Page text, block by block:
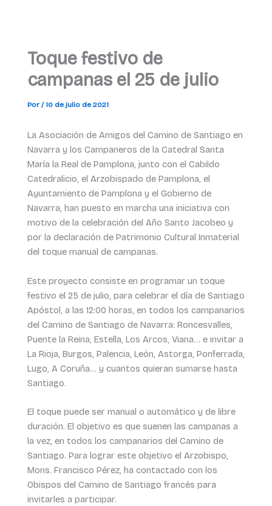
Toque festivo de
campanas el 25 de julio
Por /10 de julio de 2021
La Asociación de Amigos del Camino de Santiago en
Navarra y los Campaneros de la Catedral Santa
María la Real de Pamplona, junto con el Cabildo
Catedralicio, el Arzobispado de Pamplona, el
Ayuntamiento de Pamplona y el Gobierno de
Navarra, han puesto en marcha una iniciativa con
motivo de la celebración del Año Santo Jacobeo y
por la declaración de Patrimonio Cultural Inmaterial
del toque manual de campanas.
Este proyecto consiste en programar un toque
festivo el 25 de julio, para celebrar el día de Santiago
Apóstol, a las 12:00 horas, en todos los campanarios
del Camino de Santiago de Navarra: Roncesvalles,
Puente la Reina, Estella, Los Arcos, Viana… e invitar a
La Rioja, Burgos, Palencia, León, Astorga, Ponferrada,
Lugo, A Coruña… y cuantos quieran sumarse hasta
Santiago.
El toque puede ser manual o automático y de libre
duración. El objetivo es que suenen las campanas a
la vez, en todos los campanarios del Camino de
Santiago. Para lograr este objetivo el Arzobispo,
Mons. Francisco Pérez, ha contactado con los
Obispos del Camino de Santiago francés para
invitarles a participar.